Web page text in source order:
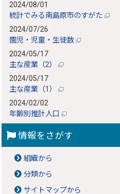
2024/08/01
統計でみる南島原市のすがた
2024/07/26
園児・児童・生徒数
2024/05/17
主な産業（2）
2024/05/17
主な産業（1）
2024/02/02
年齢別推計人口
情報をさがす
組織から
分類から
サイトマップから